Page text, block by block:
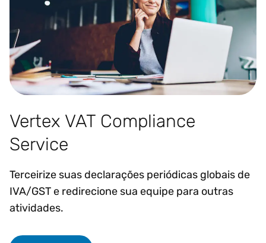
Vertex VAT Compliance
Service
Terceirize suas declarações periódicas globais de
IVA/GST e redirecione sua equipe para outras
atividades.